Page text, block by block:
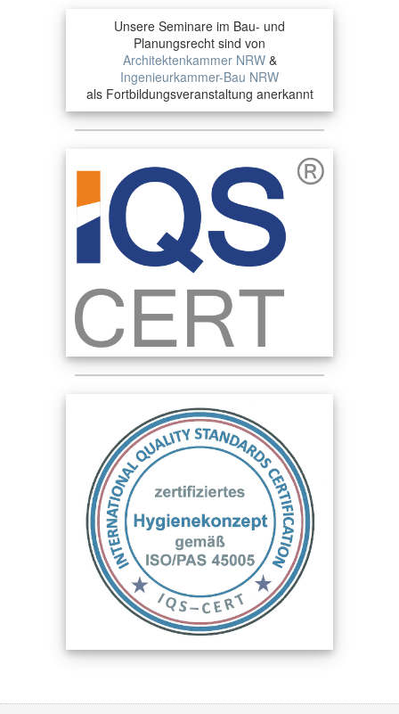
Unsere Seminare im Bau- und
Planungsrecht sind von
Architektenkammer NRW&
Ingenieurkammer-Bau NRW
als Fortbildungsveranstaltung anerkannt